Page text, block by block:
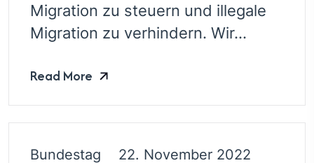
Migration zu steuern und illegale
Migration zu verhindern. Wir...
Read More
Bundestag 22. November 2022